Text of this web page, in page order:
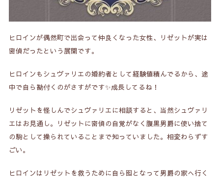
ヒロインが偶然町で出会って仲良くなった女性、リゼットが実は
密偵だったという展開です。
ヒロインもシュヴァリエの婚約者として経験値積んでるから、 途
中で自ら勘付くのがさすがです✨成長してるね！
リゼットを怪しんでシュヴァリエに相談すると、当然シュヴァリ
エはお見通し。リゼットに密偵の自覚がなく腹黒男爵に使い捨て
の駒として操られていることまで知っていました。相変わらずす
ごい。
ヒロインはリゼットを救うために自ら囮となって男爵の家へ行く